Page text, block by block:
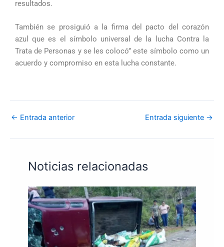
resultados.
También se prosiguió a la firma del pacto del corazón
azul que es el símbolo universal de la lucha Contra la
Trata de Personas y se les colocó’’ este símbolo como un
acuerdo y compromiso en esta lucha constante.
← Entrada anterior Entrada siguiente →
Noticias relacionadas